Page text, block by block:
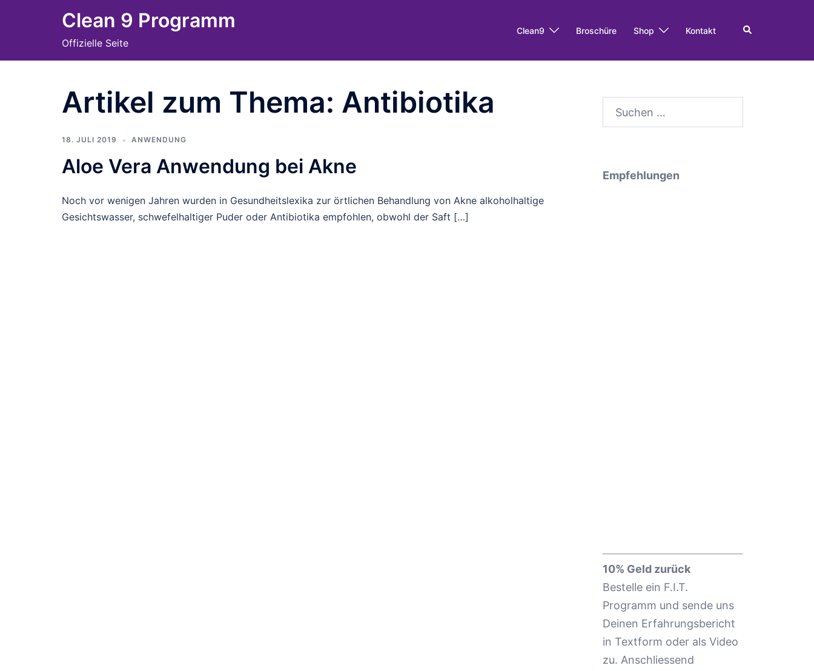
Clean 9 Programm
Offizielle Seite
Clean9 Broschüre Shop Kontakt Search
Artikel zum Thema: Antibiotika
18. JULI 2019 ANWENDUNG
Aloe Vera Anwendung bei Akne
Noch vor wenigen Jahren wurden in Gesundheitslexika zur örtlichen Behandlung von Akne alkoholhaltige
Gesichtswasser, schwefelhaltiger Puder oder Antibiotika empfohlen, obwohl der Saft […]
Suche
Empfehlungen
10% Geld zurück
Bestelle ein F.I.T.
Programm und sende uns
Deinen Erfahrungsbericht
in Textform oder als Video
zu. Anschliessend